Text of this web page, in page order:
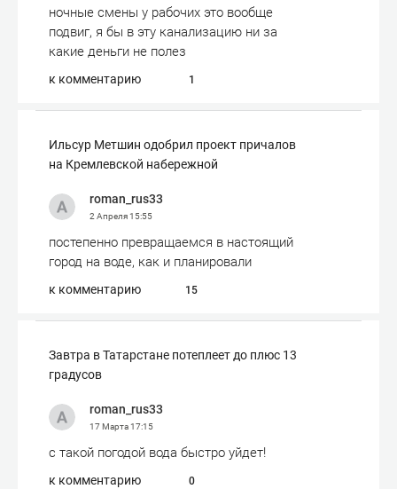
ночные смены у рабочих это вообще
подвиг, я бы в эту канализацию ни за
какие деньги не полез
к комментарию 1
Ильсур Метшин одобрил проект причалов
на Кремлевской набережной
roman_rus33
2 Апреля15:55
постепенно превращаемся в настоящий
город на воде, как и планировали
к комментарию 15
Завтра в Татарстане потеплеет до плюс 13
градусов
roman_rus33
17 Марта17:15
с такой погодой вода быстро уйдет!
к комментарию 0